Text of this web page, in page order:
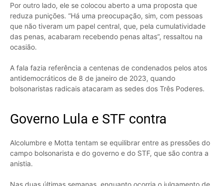
Por outro lado, ele se colocou aberto a uma proposta que
reduza punições. “Há uma preocupação, sim, com pessoas
que não tiveram um papel central, que, pela cumulatividade
das penas, acabaram recebendo penas altas”, ressaltou na
ocasião.
A fala fazia referência a centenas de condenados pelos atos
antidemocráticos de 8 de janeiro de 2023, quando
bolsonaristas radicais atacaram as sedes dos Três Poderes.
Governo Lula e STF contra
Alcolumbre e Motta tentam se equilibrar entre as pressões do
campo bolsonarista e do governo e do STF, que são contra a
anistia.
Nas duas últimas semanas, enquanto ocorria o julgamento de